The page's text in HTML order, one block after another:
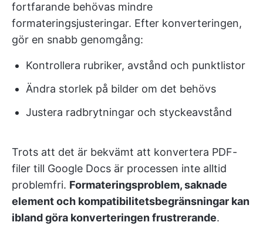
fortfarande behövas mindre
formateringsjusteringar. Efter konverteringen,
gör en snabb genomgång:
Kontrollera rubriker, avstånd och punktlistor
Ändra storlek på bilder om det behövs
Justera radbrytningar och styckeavstånd
Trots att det är bekvämt att konvertera PDF-
filer till Google Docs är processen inte alltid
problemfri. Formateringsproblem, saknade
element och kompatibilitetsbegränsningar kan
ibland göra konverteringen frustrerande.